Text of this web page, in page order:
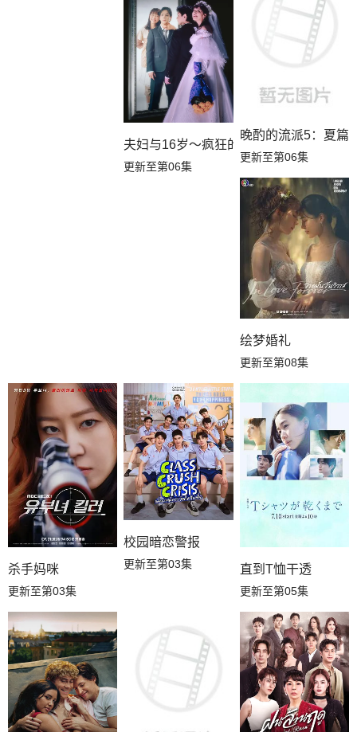
夫妇与16岁～疯狂的邻居～
更新至第06集
晚酌的流派5：夏篇
更新至第06集
绘梦婚礼
更新至第08集
杀手妈咪
更新至第03集
校园暗恋警报
更新至第03集 直到T恤干透
更新至第05集